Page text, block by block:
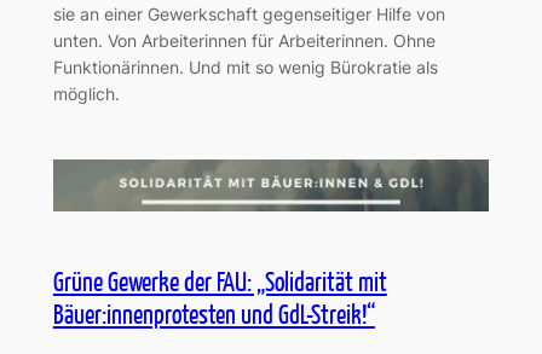
sie an einer Gewerkschaft gegenseitiger Hilfe von
unten. Von Arbeiterinnen für Arbeiterinnen. Ohne
Funktionärinnen. Und mit so wenig Bürokratie als
möglich.
Grüne Gewerke der FAU: „Solidarität mit
Bäuer:innenprotesten und GdL-Streik!“